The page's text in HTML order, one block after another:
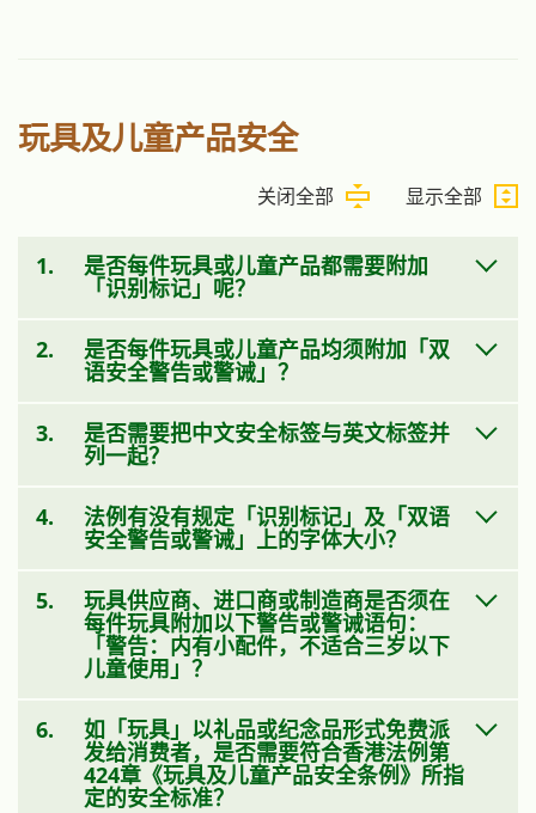
玩具及儿童产品安全
显示全部
关闭全部
1. 是否每件玩具或儿童产品都需要附加
「识别标记」呢？
2. 是否每件玩具或儿童产品均须附加「双
语安全警告或警诫」？
3. 是否需要把中文安全标签与英文标签并
列一起？
4. 法例有没有规定「识别标记」及「双语
安全警告或警诫」上的字体大小？
5. 玩具供应商、进口商或制造商是否须在
每件玩具附加以下警告或警诫语句：
「警告：内有小配件，不适合三岁以下
儿童使用」？
6. 如「玩具」以礼品或纪念品形式免费派
发给消费者，是否需要符合香港法例第
424章《玩具及儿童产品安全条例》所指
定的安全标准？